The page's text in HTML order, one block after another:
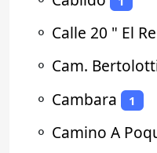
⚬ Calle 20 " El
⚬ Cam.
⚬ Cambara 1
⚬ Camino A